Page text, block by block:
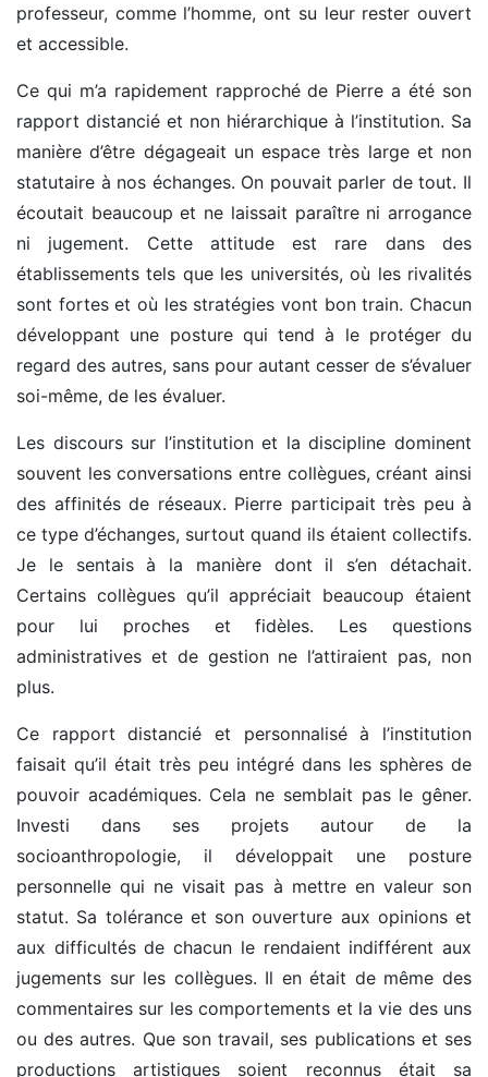
professeur, comme l’homme, ont su leur rester ouvert
et accessible.
Ce qui m’a rapidement rapproché de Pierre a été son
rapport distancié et non hiérarchique à l’institution. Sa
manière d’être dégageait un espace très large et non
statutaire à nos échanges. On pouvait parler de tout. Il
écoutait beaucoup et ne laissait paraître ni arrogance
ni jugement. Cette attitude est rare dans des
établissements tels que les universités, où les rivalités
sont fortes et où les stratégies vont bon train. Chacun
développant une posture qui tend à le protéger du
regard des autres, sans pour autant cesser de s’évaluer
soi-même, de les évaluer.
Les discours sur l’institution et la discipline dominent
souvent les conversations entre collègues, créant ainsi
des affinités de réseaux. Pierre participait très peu à
ce type d’échanges, surtout quand ils étaient collectifs.
Je le sentais à la manière dont il s’en détachait.
Certains collègues qu’il appréciait beaucoup étaient
pour lui proches et fidèles. Les questions
administratives et de gestion ne l’attiraient pas, non
plus.
Ce rapport distancié et personnalisé à l’institution
faisait qu’il était très peu intégré dans les sphères de
pouvoir académiques. Cela ne semblait pas le gêner.
Investi dans ses projets autour de la
socioanthropologie, il développait une posture
personnelle qui ne visait pas à mettre en valeur son
statut. Sa tolérance et son ouverture aux opinions et
aux difficultés de chacun le rendaient indifférent aux
jugements sur les collègues. Il en était de même des
commentaires sur les comportements et la vie des uns
ou des autres. Que son travail, ses publications et ses
productions artistiques soient reconnus était sa